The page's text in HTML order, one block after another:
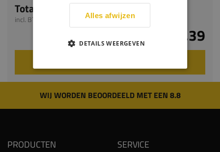
Totaal
incl. BTW
€ 34,39
WIJ WORDEN BEOORDEELD MET EEN 8.8
PRODUCTEN SERVICE
Alles afwijzen
DETAILS WEERGEVEN